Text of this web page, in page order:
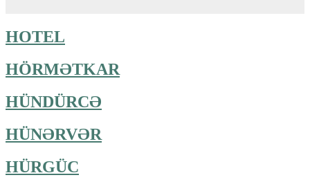
HOTEL
HÖRMƏTKAR
HÜNDÜRCƏ
HÜNƏRVƏR
HÜRGÜC